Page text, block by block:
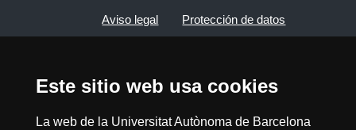
Este sitio web usa cookies
La web de la Universitat Autònoma de Barcelona
Aviso legal Protección de datos